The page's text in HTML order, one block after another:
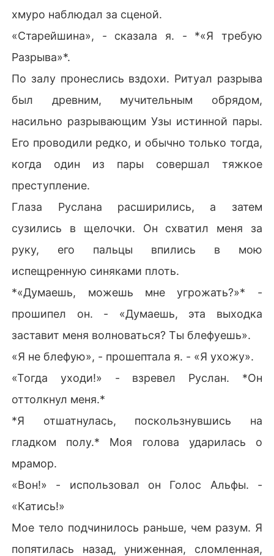
хмуро наблюдал за сценой.
«Старейшина», - сказала я. - *«Я требую
Разрыва»*.
По залу пронеслись вздохи. Ритуал разрыва
был древним, мучительным обрядом,
насильно разрывающим Узы истинной пары.
Его проводили редко, и обычно только тогда,
когда один из пары совершал тяжкое
преступление.
Глаза Руслана расширились, а затем
сузились в щелочки. Он схватил меня за
руку, его пальцы впились в мою
испещренную синяками плоть.
*«Думаешь, можешь мне угрожать?»* -
прошипел он. - «Думаешь, эта выходка
заставит меня волноваться? Ты блефуешь».
«Я не блефую», - прошептала я. - «Я ухожу».
«Тогда уходи!» - взревел Руслан. *Он
оттолкнул меня.*
*Я отшатнулась, поскользнувшись на
гладком полу.* Моя голова ударилась о
мрамор.
«Вон!» - использовал он Голос Альфы. -
«Катись!»
Мое тело подчинилось раньше, чем разум. Я
попятилась назад, униженная, сломленная,